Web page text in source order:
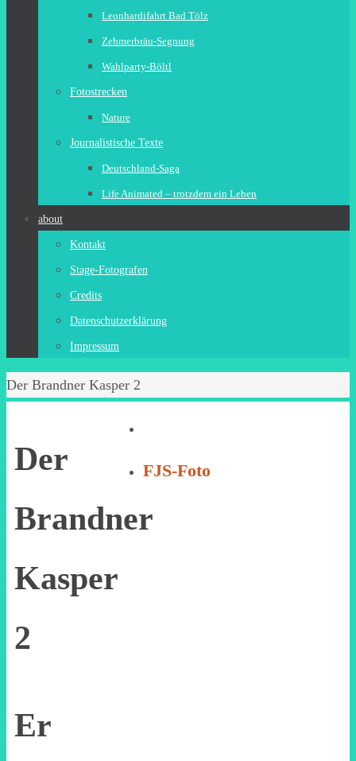
Leonhardifahrt Bad Tölz
Zehmerbräu-Segnung
Wahlparty-Böltl
Fotostrecken
Nature
Journalistische Texte
Deutschland-Saga
Life Animated – trotzdem ein Leben
about
Kontakt
Stage-Fotografen
Credits
Datenschutzerklärung
Impressum
Start
Der Brandner Kasper 2
Der
Brandner
Kasper
2
Er
FJS-Foto